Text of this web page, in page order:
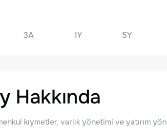
3A 1Y 5Y
Hakkında
kıymetler, varlık yönetimi ve yatırım